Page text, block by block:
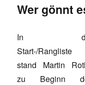
Wer gönnt
In
Start-/Rangliste
stand Martin
zu Beginn